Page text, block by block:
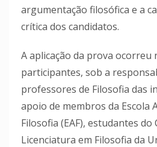
argumentação filosófica e a
crítica dos candidatos.
A aplicação da prova ocorreu
participantes, sob a
professores de Filosofia das
apoio de membros da Escola
Filosofia (EAF), estudantes do
Licenciatura em Filosofia da